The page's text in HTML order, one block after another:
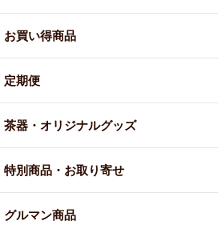
お買い得商品
定期便
茶器・オリジナルグッズ
特別商品・お取り寄せ
グルマン商品